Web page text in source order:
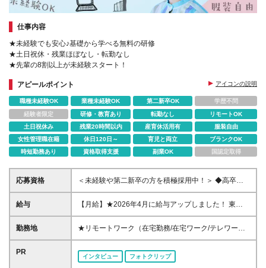
仕事内容
★未経験でも安心♪基礎から学べる無料の研修
★土日祝休・残業ほぼなし・転勤なし
★先輩の8割以上が未経験スタート！
アピールポイント アイコンの説明
職種未経験OK 業種未経験OK 第二新卒OK
学歴不問
経験者限定
研修・教育あり 転勤なし
リモートOK
土日祝休み
残業20時間以内 産育休活用有
服装自由
女性管理職在籍
休日120日～ 育児と両立
ブランクOK
時短勤務あり
資格取得支援 副業OK 国認定取得
応募資格
＜未経験や第二新卒の方を積極採用中！＞ ◆高卒以
上 ◆事務経験・社会人経験がない方も歓迎 ◆初めて
の転職・第二新卒の方大歓迎 ◆英語スキル・英語資
上が未経験スタート♪ 私たちは、今までのスキルや経
験より 「やってみたい！」という気持ちを大切にし
給与
【月給】★2026年4月に給与アップしました！ 東
京 21万0000円～ 神奈川 20万2000円～ 大阪/埼玉 19
万7000円～ 千葉 19万6000円～ 愛知 19万2000円～
～ 栃木 18万2500円～ 滋賀/群馬 18万1500円～ 三
勤務地
★リモートワーク（在宅勤務/在宅ワーク/テレワー
ク）もOK 東京都内（渋谷、六本木、丸の内、新宿、
恵比寿、池袋、品川、秋葉原など）、神奈川、千葉、
埼玉、北海道、仙台、福島、新潟、栃木、群馬、つく
PR
インタビュー フォトクリップ